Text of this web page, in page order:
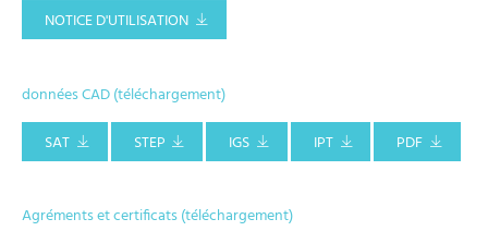
NOTICE D'UTILISATION
données CAD (téléchargement)
SAT
STEP IGS IPT PDF
Agréments et certificats (téléchargement)